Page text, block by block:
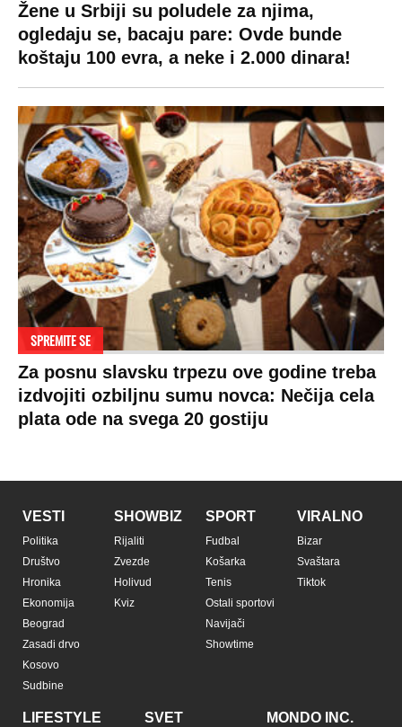
Žene u Srbiji su poludele za njima,
ogledaju se, bacaju pare: Ovde bunde
koštaju 100 evra, a neke i 2.000 dinara!
SPREMITE SE
Za posnu slavsku trpezu ove godine treba
izdvojiti ozbiljnu sumu novca: Nečija cela
plata ode na svega 20 gostiju
VESTI
Politika
Društvo
Hronika
Ekonomija
Beograd
Zasadi drvo
Kosovo
Sudbine
SHOWBIZ
Rijaliti
Zvezde
Holivud
Kviz
SPORT
Fudbal
Košarka
Tenis
Ostali sportovi
Navijači
Showtime
VIRALNO
Bizar
Svaštara
Tiktok
LIFESTYLE SVET MONDO INC.